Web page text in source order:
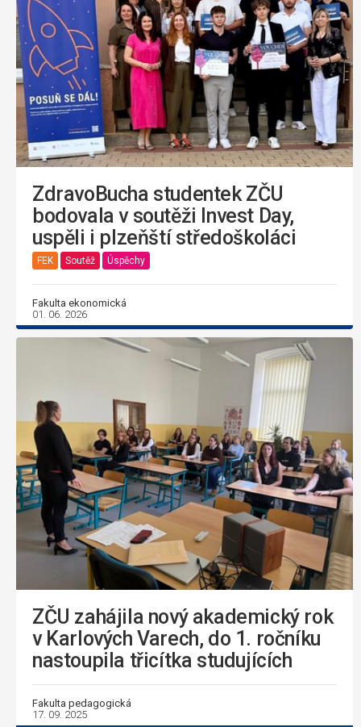
ZdravoBucha studentek ZČU
bodovala v soutěži Invest Day,
uspěli i plzeňští středoškoláci
FEK Soutěž Úspěchy
Fakulta ekonomická
01. 06. 2026
ZČU zahájila nový akademický rok
v Karlových Varech, do 1. ročníku
nastoupila třicítka studujících
Fakulta pedagogická
17. 09. 2025